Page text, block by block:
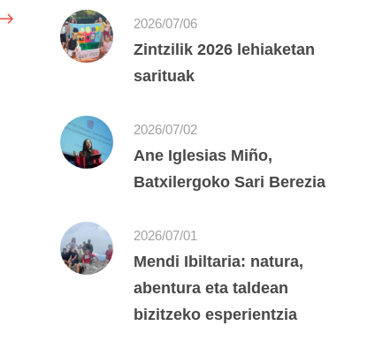
2026/07/06
Zintzilik 2026 lehiaketan
sarituak
2026/07/02
Ane Iglesias Miño,
Batxilergoko Sari Berezia
2026/07/01
Mendi Ibiltaria: natura,
abentura eta taldean
bizitzeko esperientzia